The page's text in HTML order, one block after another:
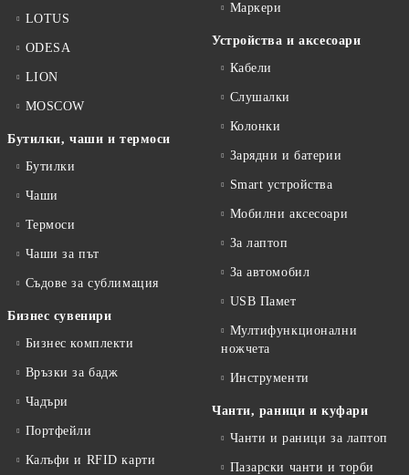
LOTUS
ODESA
LION
MOSCOW
Бутилки, чаши и термоси
Бутилки
Чаши
Термоси
Чаши за път
Съдове за сублимация
Бизнес сувенири
Бизнес комплекти
Връзки за бадж
Чадъри
Портфейли
Калъфи и RFID карти
Маркери
Устройства и аксесоари
Кабели
Слушалки
Колонки
Зарядни и батерии
Smart устройства
Мобилни аксесоари
За лаптоп
За автомобил
USB Памет
Мултифункционални
ножчета
Инструменти
Чанти, раници и куфари
Чанти и раници за лаптоп
Пазарски чанти и торби